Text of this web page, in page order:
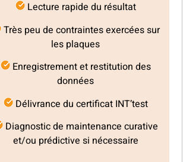
Lecture rapide du résultat
Très peu de contraintes exercées sur
les plaques
Enregistrement et restitution des
données
Délivrance du certificat INT’test
Diagnostic de maintenance curative
et/ou prédictive si nécessaire